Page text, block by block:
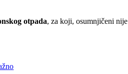
otpada, za koji, osumnjičeni nije